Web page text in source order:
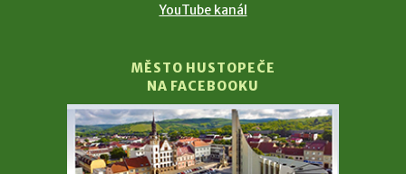
YouTube kanál
MĚSTO HUSTOPEČE
NA FACEBOOKU